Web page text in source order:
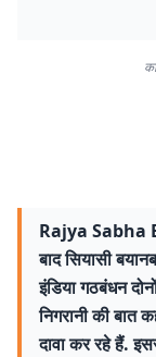
Rajya Sabha
बाद सियासी
इंडिया गठबंधन
निगरानी की
दावा कर रहे हैं.